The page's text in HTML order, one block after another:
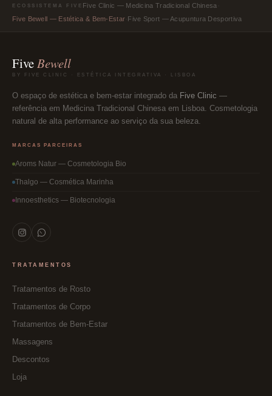
cremes específicos para
nos braços.
desintoxicação geral do
líquidos, celulite e
ECOSSISTEMA FIVE Five Clinic — Medicina Tradicional Chinesa
Five Bewell — Estética & Bem-Estar Five Sport — Acupuntura Desportiva
FiveBewell
BY FIVE CLINIC · ESTÉTICA INTEGRATIVA · LISBOA
O espaço de estética e bem-estar integrado da Five Clinic —
referência em Medicina Tradicional Chinesa em Lisboa. Cosmetologia
natural de alta performance ao serviço da sua beleza.
MARCAS PARCEIRAS
Aroms Natur — Cosmetologia Bio
Thalgo — Cosmética Marinha
Innoesthetics — Biotecnologia
TRATAMENTOS
Tratamentos de Rosto
Tratamentos de Corpo
Tratamentos de Bem-Estar
Massagens
Descontos
Loja